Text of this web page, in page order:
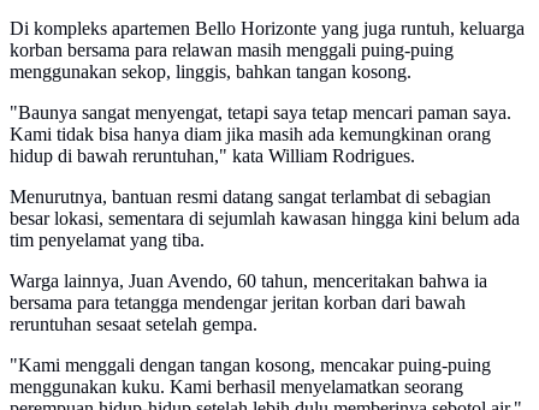
Di kompleks apartemen Bello Horizonte yang juga runtuh, keluarga
korban bersama para relawan masih menggali puing-puing
menggunakan sekop, linggis, bahkan tangan kosong.
"Baunya sangat menyengat, tetapi saya tetap mencari paman saya.
Kami tidak bisa hanya diam jika masih ada kemungkinan orang
hidup di bawah reruntuhan," kata William Rodrigues.
Menurutnya, bantuan resmi datang sangat terlambat di sebagian
besar lokasi, sementara di sejumlah kawasan hingga kini belum ada
tim penyelamat yang tiba.
Warga lainnya, Juan Avendo, 60 tahun, menceritakan bahwa ia
bersama para tetangga mendengar jeritan korban dari bawah
reruntuhan sesaat setelah gempa.
"Kami menggali dengan tangan kosong, mencakar puing-puing
menggunakan kuku. Kami berhasil menyelamatkan seorang